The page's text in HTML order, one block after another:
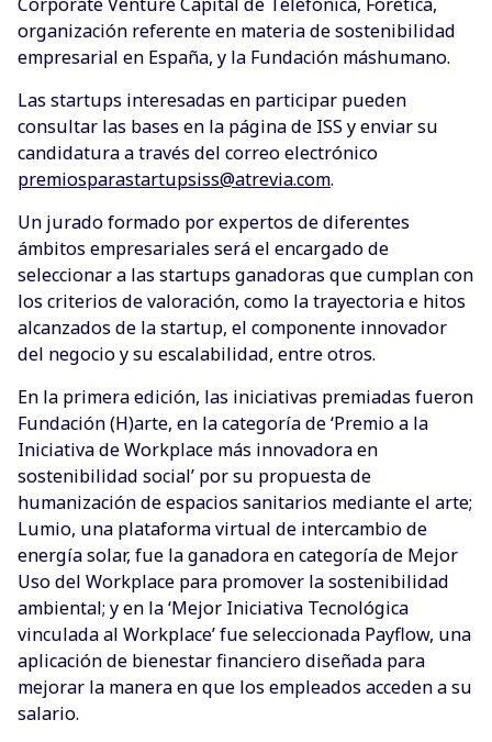
organización referente en materia de sostenibilidad
empresarial en España, y la Fundación máshumano.
Las startups interesadas en participar pueden
consultar las bases en la página de ISS y enviar su
candidatura a través del correo electrónico
premiosparastartupsiss@atrevia.com.
Un jurado formado por expertos de diferentes
ámbitos empresariales será el encargado de
seleccionar a las startups ganadoras que cumplan con
los criterios de valoración, como la trayectoria e hitos
alcanzados de la startup, el componente innovador
del negocio y su escalabilidad, entre otros.
En la primera edición, las iniciativas premiadas fueron
Fundación (H)arte, en la categoría de ‘Premio a la
Iniciativa de Workplace más innovadora en
sostenibilidad social’ por su propuesta de
humanización de espacios sanitarios mediante el arte;
Lumio, una plataforma virtual de intercambio de
energía solar, fue la ganadora en categoría de Mejor
Uso del Workplace para promover la sostenibilidad
ambiental; y en la ‘Mejor Iniciativa Tecnológica
vinculada al Workplace’ fue seleccionada Payflow, una
aplicación de bienestar financiero diseñada para
mejorar la manera en que los empleados acceden a su
salario.